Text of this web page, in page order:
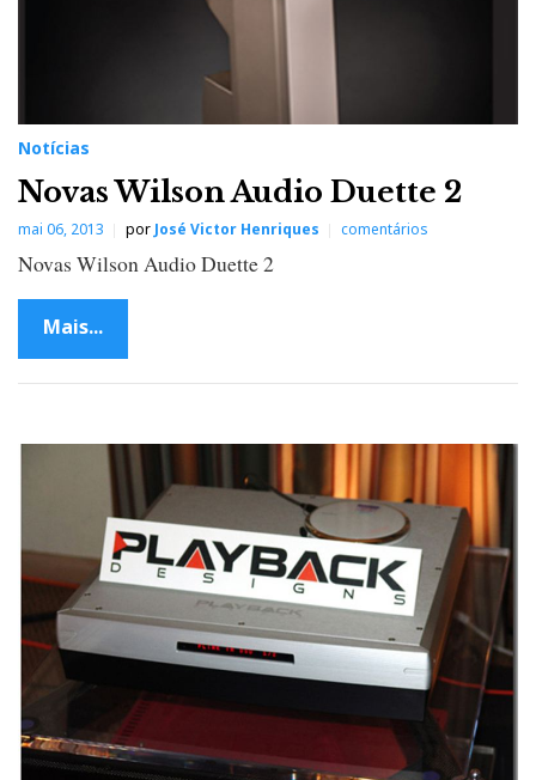
Notícias
Novas Wilson Audio Duette 2
mai 06, 2013 por José Victor Henriques comentários
Novas Wilson Audio Duette 2
Mais...